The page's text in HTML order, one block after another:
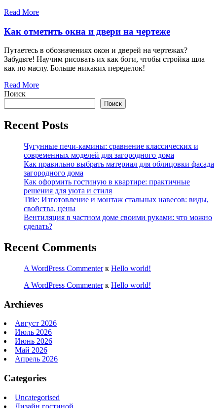
Read More
Как отметить окна и двери на чертеже
Путаетесь в обозначениях окон и дверей на чертежах?
Забудьте! Научим рисовать их как боги, чтобы стройка шла
как по маслу. Больше никаких переделок!
Read More
Поиск
Поиск
Recent Posts
Чугунные печи-камины: сравнение классических и
современных моделей для загородного дома
Как правильно выбрать материал для облицовки фасада
загородного дома
Как оформить гостиную в квартире: практичные
решения для уюта и стиля
Title: Изготовление и монтаж стальных навесов: виды,
свойства, цены
Вентиляция в частном доме своими руками: что можно
сделать?
Recent Comments
A WordPress Commenterк Hello world!
A WordPress Commenterк Hello world!
Archieves
Август 2026
Июль 2026
Июнь 2026
Май 2026
Апрель 2026
Categories
Uncategorised
Дизайн гостиной